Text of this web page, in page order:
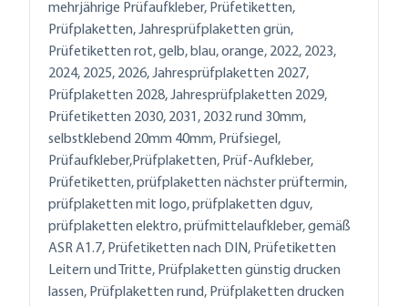
mehrjährige Prüfaufkleber, Prüfetiketten,
Prüfplaketten, Jahresprüfplaketten grün,
Prüfetiketten rot, gelb, blau, orange, 2022, 2023,
2024, 2025, 2026, Jahresprüfplaketten 2027,
Prüfplaketten 2028, Jahresprüfplaketten 2029,
Prüfetiketten 2030, 2031, 2032 rund 30mm,
selbstklebend 20mm 40mm, Prüfsiegel,
Prüfaufkleber,Prüfplaketten, Prüf-Aufkleber,
Prüfetiketten, prüfplaketten nächster prüftermin,
prüfplaketten mit logo, prüfplaketten dguv,
prüfplaketten elektro, prüfmittelaufkleber, gemäß
ASR A1.7, Prüfetiketten nach DIN, Prüfetiketten
Leitern und Tritte, Prüfplaketten günstig drucken
lassen, Prüfplaketten rund, Prüfplaketten drucken